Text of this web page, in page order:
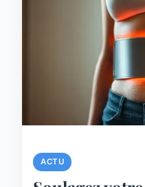
ACTU